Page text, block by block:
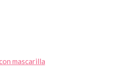
mascarilla